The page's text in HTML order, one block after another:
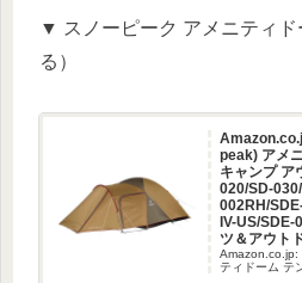
▼ スノーピーク アメニティ
る）
peak) アメ
キャンプ ア
020/SD-
002RH/
IV-US/SDE-
ツ＆アウト
Amazon.co.jp:
ティドーム テ